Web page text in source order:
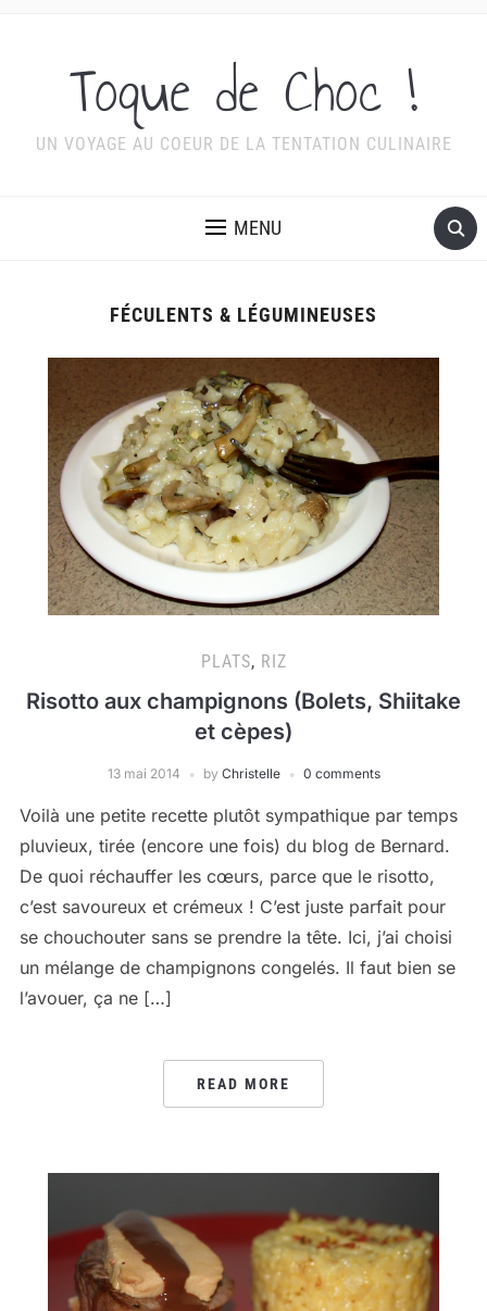
Toque de Choc !
UN VOYAGE AU COEUR DE LA TENTATION CULINAIRE
MENU
FÉCULENTS & LÉGUMINEUSES
PLATS, RIZ
Risotto aux champignons (Bolets, Shiitake
et cèpes)
13 mai 2014 by Christelle 0 comments
Voilà une petite recette plutôt sympathique par temps
pluvieux, tirée (encore une fois) du blog de Bernard.
De quoi réchauffer les cœurs, parce que le risotto,
c’est savoureux et crémeux ! C’est juste parfait pour
se chouchouter sans se prendre la tête. Ici, j’ai choisi
un mélange de champignons congelés. Il faut bien se
l’avouer, ça ne […]
READ MORE